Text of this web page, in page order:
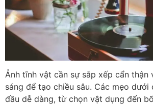
Ảnh tĩnh vật cần sự sắp xếp cẩn thận
sáng để tạo chiều sâu. Các mẹo dưới
đầu dễ dàng, từ chọn vật dụng đến